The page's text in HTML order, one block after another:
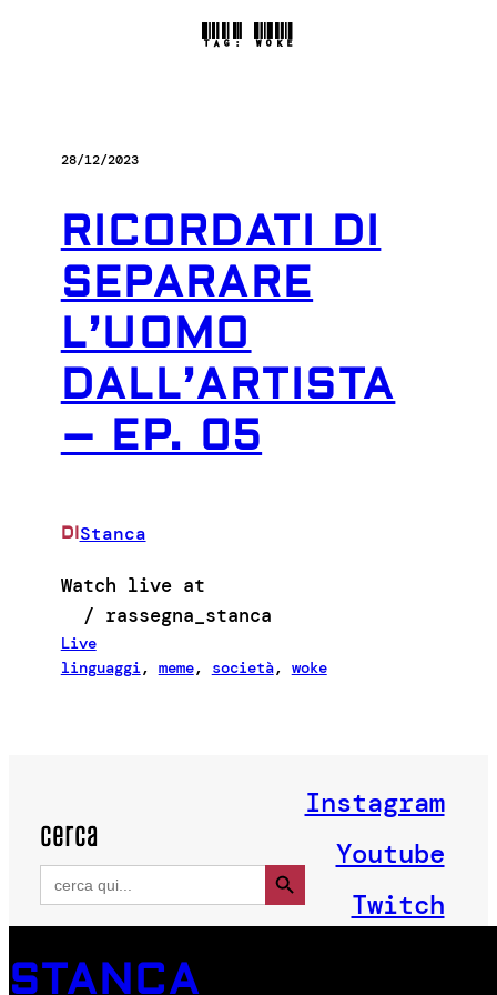
TAG: WOKE
28/12/2023
RICORDATI DI
SEPARARE
L’UOMO
DALL’ARTISTA
– EP. 05
DIStanca
Watch live at
/ rassegna_stanca
Live
linguaggi, meme, società, woke
cerca
Search
for:
Search Button
Instagram
Youtube
Twitch
STANCA